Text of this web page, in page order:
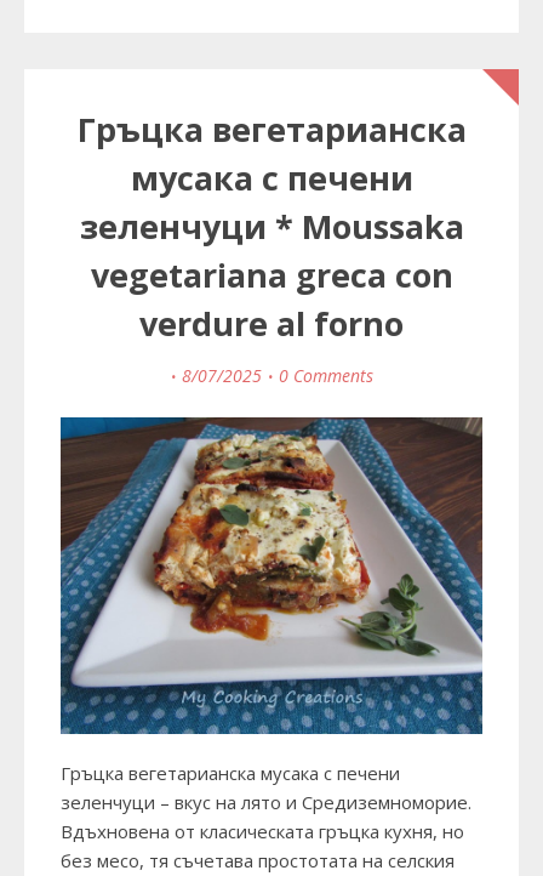
Гръцка вегетарианска
мусака с печени
зеленчуци * Moussaka
vegetariana greca con
verdure al forno
8/07/2025 0 Comments
Гръцка вегетарианска мусака с печени
зеленчуци – вкус на лято и Средиземноморие.
Вдъхновена от класическата гръцка кухня, но
без месо, тя съчетава простотата на селския